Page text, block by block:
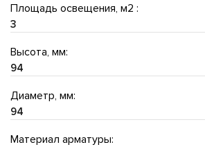
Площадь освещения, м2 :
3
Высота, мм:
94
Диаметр, мм:
94
Материал арматуры: